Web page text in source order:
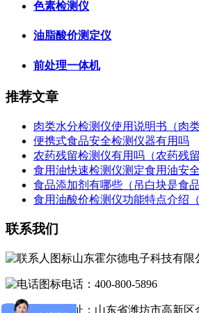
色素检测仪
油脂酸价测定仪
前处理一体机
推荐文章
肉类水分检测仪使用说明书（肉
便携式食品安全检测仪器有用吗
农药残留检测仪有用吗（农药残
食用油快速检测仪测定食用油安
食品添加剂有哪些（吊白块是食品
食用油酸价检测仪功能特点介绍
联系我们
山东霍尔德电子科技有限
电话：400-800-5896
地址：山东省潍坊市高新区